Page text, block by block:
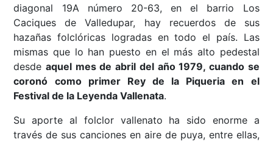
diagonal 19A número 20-63, en el barrio Los
Caciques de Valledupar, hay recuerdos de sus
hazañas folclóricas logradas en todo el país. Las
mismas que lo han puesto en el más alto pedestal
desdeaquel mes de abril del año 1979, cuando se
coronó como primer Rey de la Piqueria en el
Festival de la Leyenda Vallenata.
Su aporte al folclor vallenato ha sido enorme a
través de sus canciones en aire de puya, entre ellas,